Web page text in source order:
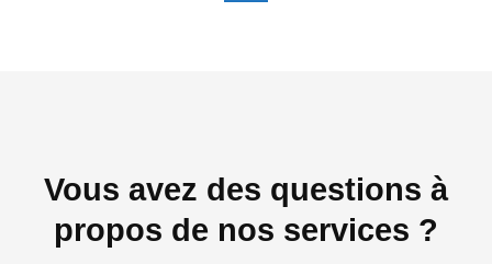
Vous avez des questions à
propos de nos services ?